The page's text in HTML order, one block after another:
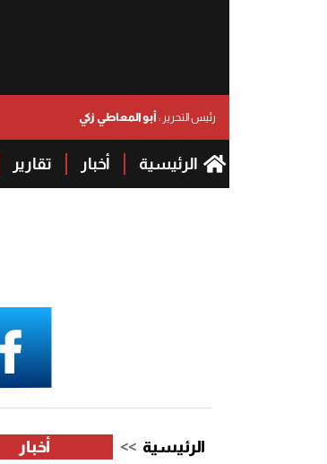
رئيس التحرير :أبو المعاطي زكي
الرئيسية أخبار تقارير
الرئيسية أخبار